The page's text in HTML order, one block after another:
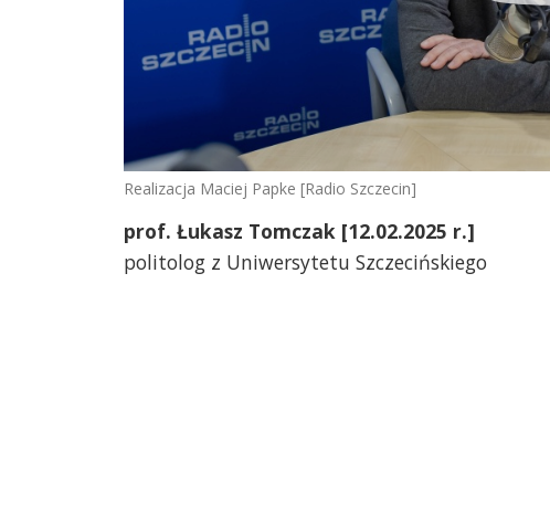
Realizacja Maciej Papke [Radio Szczecin]
prof. Łukasz Tomczak [12.02.2025 r.]
politolog z Uniwersytetu Szczecińskiego